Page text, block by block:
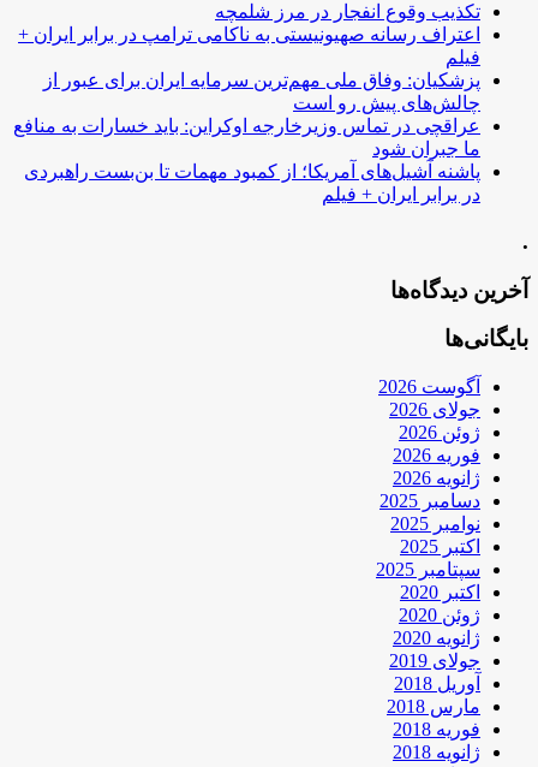
تکذیب وقوع انفجار در مرز شلمچه
اعتراف رسانه صهیونیستی به ناکامی ترامپ در برابر ایران +
فیلم
پزشکیان: وفاق ملی مهم‌ترین سرمایه ایران برای عبور از
چالش‌های پیش رو است
عراقچی در تماس وزیرخارجه اوکراین: باید خسارات به منافع
ما جبران شود
پاشنه آشیل‌های آمریکا؛ از کمبود مهمات تا بن‌بست راهبردی
در برابر ایران + فیلم
.
آخرین دیدگاه‌ها
بایگانی‌ها
آگوست 2026
جولای 2026
ژوئن 2026
فوریه 2026
ژانویه 2026
دسامبر 2025
نوامبر 2025
اکتبر 2025
سپتامبر 2025
اکتبر 2020
ژوئن 2020
ژانویه 2020
جولای 2019
آوریل 2018
مارس 2018
فوریه 2018
ژانویه 2018